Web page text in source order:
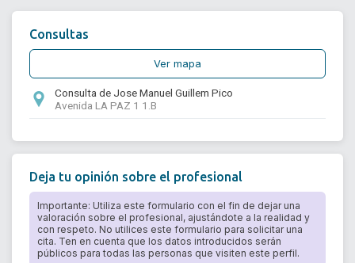
Consultas
Ver mapa
Consulta de Jose Manuel Guillem Pico
Avenida LA PAZ 1 1.B
Deja tu opinión sobre el profesional
Importante: Utiliza este formulario con el fin de dejar una
valoración sobre el profesional, ajustándote a la realidad y
con respeto. No utilices este formulario para solicitar una
cita. Ten en cuenta que los datos introducidos serán
públicos para todas las personas que visiten este perfil.